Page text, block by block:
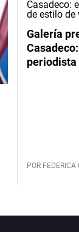
Galería
periodista
POR